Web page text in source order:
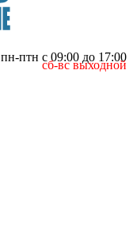
пн-птн с 09:00 до 17:00
сб-вс выходной